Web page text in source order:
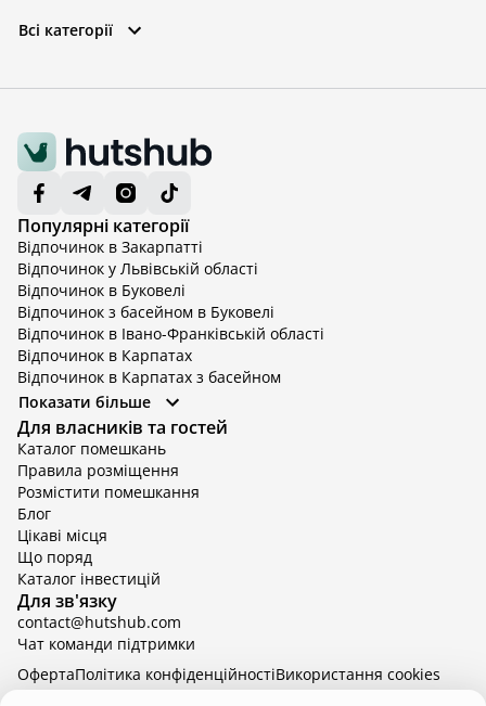
Всі категорії
Популярні категорії
Відпочинок в Закарпатті
Відпочинок у Львівській області
Відпочинок в Буковелі
Відпочинок з басейном в Буковелі
Відпочинок в Івано-Франківській області
Відпочинок в Карпатах
Відпочинок в Карпатах з басейном
Відпочинок в Київській області
Відпочинок в Київській області з басейном
Відпочинок в Тернопільській області
Відпочинок у Вінницькій області
Відпочинок в Яремче
Відпочинок у Львівській області з басейном
Відпочинок з басейном в Тернопільській області
Показати більше
Для власників та гостей
Каталог помешкань
Правила розміщення
Розмістити помешкання
Блог
Цікаві місця
Що поряд
Каталог інвестицій
Для зв'язку
contact@hutshub.com
Чат команди підтримки
hutshub | ©2026
ОфертаПолітика конфіденційностіBикористання cookies